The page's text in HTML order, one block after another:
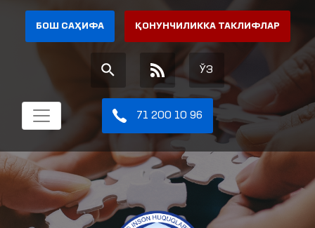
БОШ САҲИФА ҚОНУНЧИЛИККА ТАКЛИФЛАР
ЎЗ
71 200 10 96